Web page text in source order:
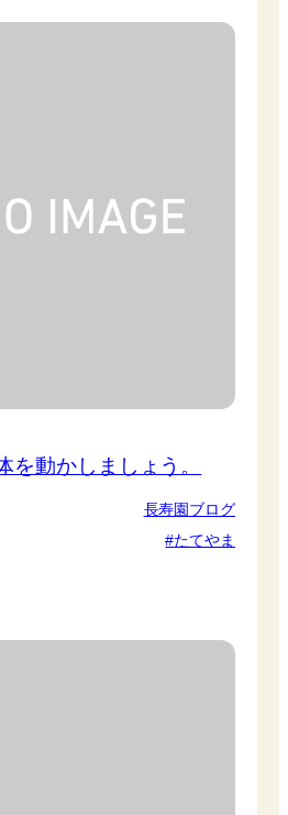
を動かしましょう。
長寿園ブログ
たてやま